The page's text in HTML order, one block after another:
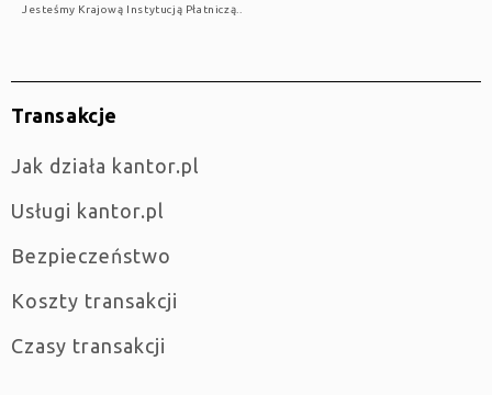
Jesteśmy Krajową Instytucją Płatniczą..
Transakcje
jak działa kantor.pl
Usługi kantor.pl
Bezpieczeństwo
Koszty transakcji
Czasy transakcji